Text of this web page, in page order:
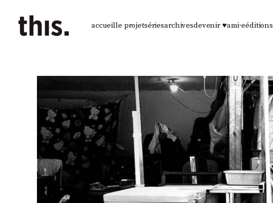
accueille projetsériesarchivesdevenir ♥ami·eéditions